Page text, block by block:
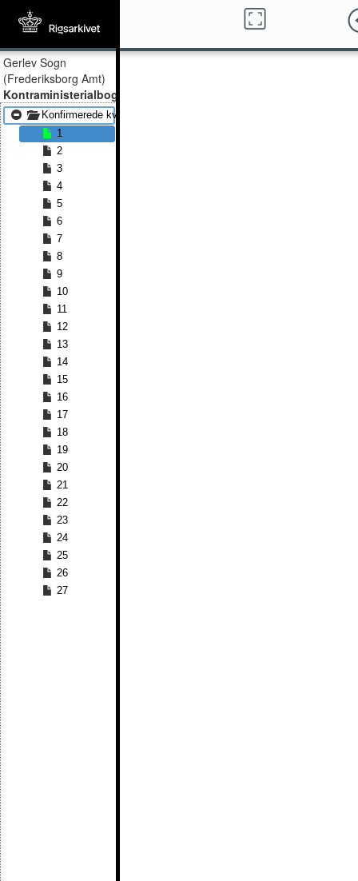
Gerlev Sogn
(Frederiksborg Amt)
Kontraministerialbog
Konfirmerede kvinder 1817 - Konfirmerede kvinder 1836
1
2
3
4
5
6
7
8
9
10
11
12
13
14
15
16
17
18
19
20
21
22
23
24
25
26
27